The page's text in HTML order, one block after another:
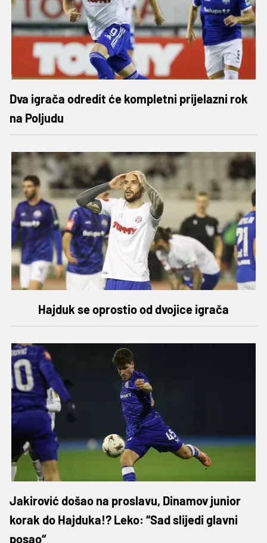
Dva igrača odredit će kompletni prijelazni rok
na Poljudu
Hajduk se oprostio od dvojice igrača
Jakirović došao na proslavu, Dinamov junior
korak do Hajduka!? Leko: “Sad slijedi glavni
posao“